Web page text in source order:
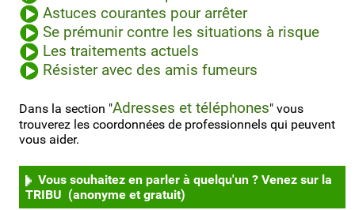
Astuces courantes pour arrêter
Se prémunir contre les situations à risque
Les traitements actuels
Résister avec des amis fumeurs
Dans la section "Adresses et téléphones" vous
trouverez les coordonnées de professionnels qui peuvent
vous aider.
Vous souhaitez en parler à quelqu'un ? Venez sur la
TRIBU (anonyme et gratuit)